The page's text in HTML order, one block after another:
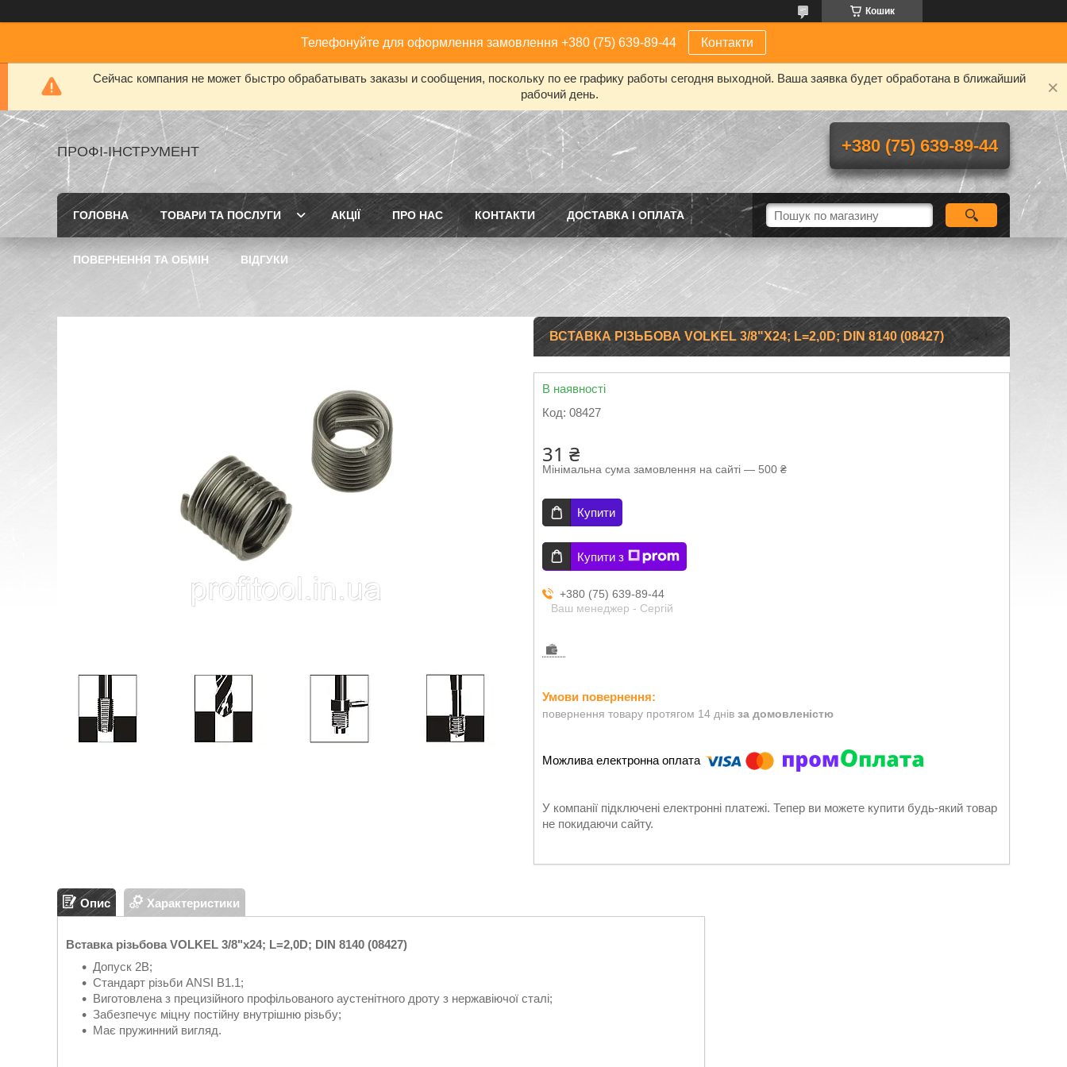
Кошик
Телефонуйте для оформлення замовлення +380 (75) 639-89-44 Контакти
Сейчас компания не может быстро обрабатывать заказы и сообщения, поскольку по ее графику работы сегодня выходной. Ваша заявка будет обработана в ближайший
рабочий день.
ПРОФІ-ІНСТРУМЕНТ +380 (75) 639-89-44
ГОЛОВНА ТОВАРИ ТА ПОСЛУГИ АКЦІЇ ПРО НАС КОНТАКТИ ДОСТАВКА І ОПЛАТА
ПОВЕРНЕННЯ ТА ОБМІН ВІДГУКИ
ВСТАВКА РІЗЬБОВА VOLKEL 3/8"X24; L=2,0D; DIN 8140 (08427)
В наявності
Код: 08427
31 ₴
Мінімальна сума замовлення на сайті — 500 ₴
Купити
Купити з
+380 (75) 639-89-44
Ваш менеджер - Сергій
повернення товару протягом 14 днів за домовленістю
У компанії підключені електронні платежі. Тепер ви можете купити будь-який товар
не покидаючи сайту.
Опис Характеристики
Вставка різьбова VOLKEL 3/8"x24; L=2,0D; DIN 8140 (08427)
Допуск 2B;
Стандарт різьби ANSI B1.1;
Виготовлена з прецизійного профільованого аустенітного дроту з нержавіючої сталі;
Забезпечує міцну постійну внутрішню різьбу;
Має пружинний вигляд.